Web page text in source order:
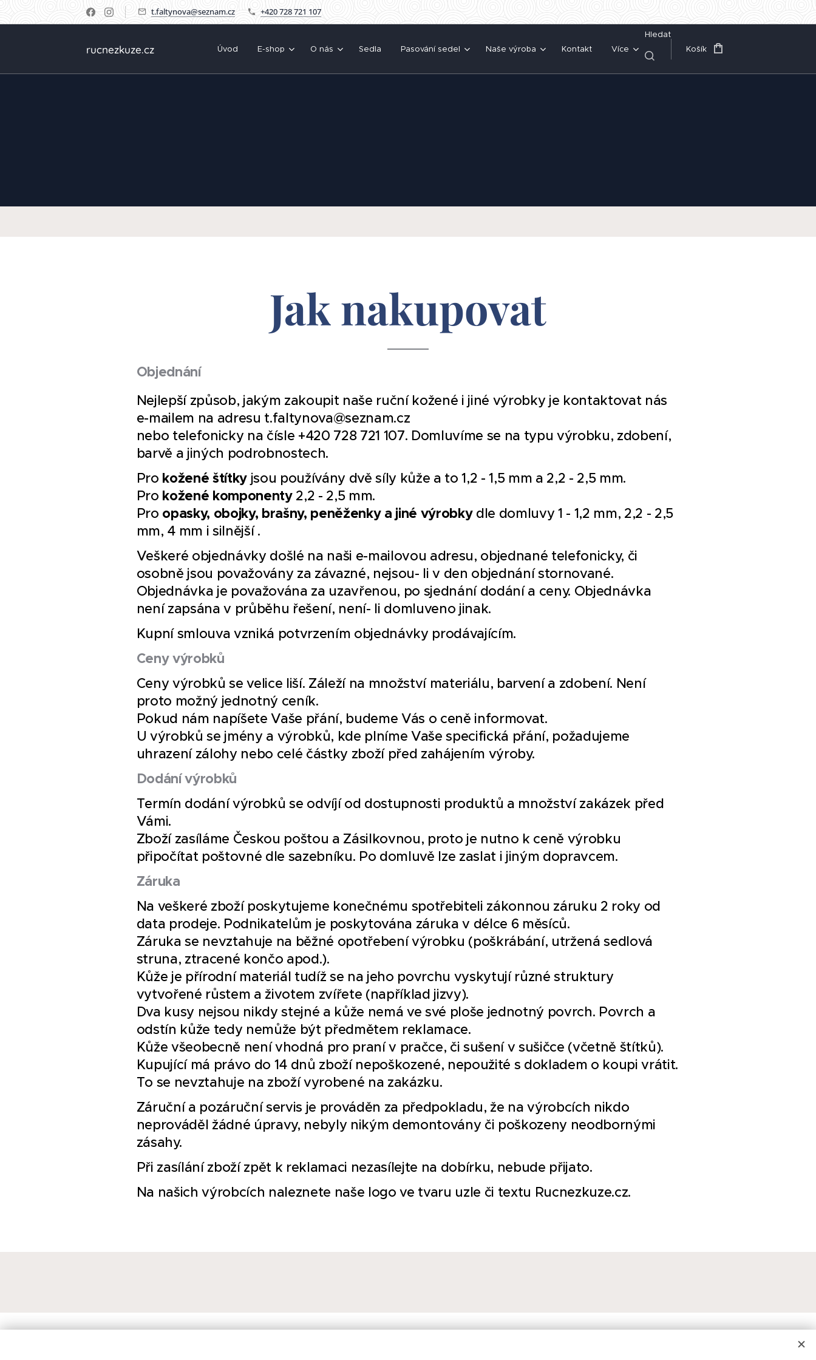
t.faltynova@seznam.cz +420 728 721 107
rucnezkuze.cz Úvod E-shop O nás Sedla Pasování sedel Naše výroba Kontakt Více
Hledat
Košík
Jak nakupovat
Objednání
Nejlepší způsob, jakým zakoupit naše ruční kožené i jiné výrobky je kontaktovat nás
e-mailem na adresu t.faltynova@seznam.cz
nebo telefonicky na čísle +420 728 721 107. Domluvíme se na typu výrobku, zdobení,
barvě a jiných podrobnostech.
Pro kožené štítkyjsou používány dvě síly kůže a to 1,2 - 1,5 mm a 2,2 - 2,5 mm.
Pro kožené komponenty2,2 - 2,5 mm.
Pro opasky, obojky, brašny, peněženky a jiné výrobkydle domluvy 1 - 1,2 mm, 2,2 - 2,5
mm, 4 mm i silnější .
Veškeré objednávky došlé na naši e-mailovou adresu, objednané telefonicky, či
osobně jsou považovány za závazné, nejsou- li v den objednání stornované.
Objednávka je považována za uzavřenou, po sjednání dodání a ceny. Objednávka
není zapsána v průběhu řešení, není- li domluveno jinak.
Kupní smlouva vzniká potvrzením objednávky prodávajícím.
Ceny výrobků
Ceny výrobků se velice liší. Záleží na množství materiálu, barvení a zdobení. Není
proto možný jednotný ceník.
Pokud nám napíšete Vaše přání, budeme Vás o ceně informovat.
U výrobků se jmény a výrobků, kde plníme Vaše specifická přání, požadujeme
uhrazení zálohy nebo celé částky zboží před zahájením výroby.
Dodání výrobků
Termín dodání výrobků se odvíjí od dostupnosti produktů a množství zakázek před
Vámi.
Zboží zasíláme Českou poštou a Zásilkovnou, proto je nutno k ceně výrobku
připočítat poštovné dle sazebníku. Po domluvě lze zaslat i jiným dopravcem.
Záruka
Na veškeré zboží poskytujeme konečnému spotřebiteli zákonnou záruku 2 roky od
data prodeje. Podnikatelům je poskytována záruka v délce 6 měsíců.
Záruka se nevztahuje na běžné opotřebení výrobku (poškrábání, utržená sedlová
struna, ztracené končo apod.).
Kůže je přírodní materiál tudíž se na jeho povrchu vyskytují různé struktury
vytvořené růstem a životem zvířete (například jizvy).
Dva kusy nejsou nikdy stejné a kůže nemá ve své ploše jednotný povrch. Povrch a
odstín kůže tedy nemůže být předmětem reklamace.
Kůže všeobecně není vhodná pro praní v pračce, či sušení v sušičce (včetně štítků).
Kupující má právo do 14 dnů zboží nepoškozené, nepoužité s dokladem o koupi vrátit.
To se nevztahuje na zboží vyrobené na zakázku.
Záruční a pozáruční servis je prováděn za předpokladu, že na výrobcích nikdo
neprováděl žádné úpravy, nebyly nikým demontovány či poškozeny neodbornými
zásahy.
Při zasílání zboží zpět k reklamaci nezasílejte na dobírku, nebude přijato.
Na našich výrobcích naleznete naše logo ve tvaru uzle či textu Rucnezkuze.cz.